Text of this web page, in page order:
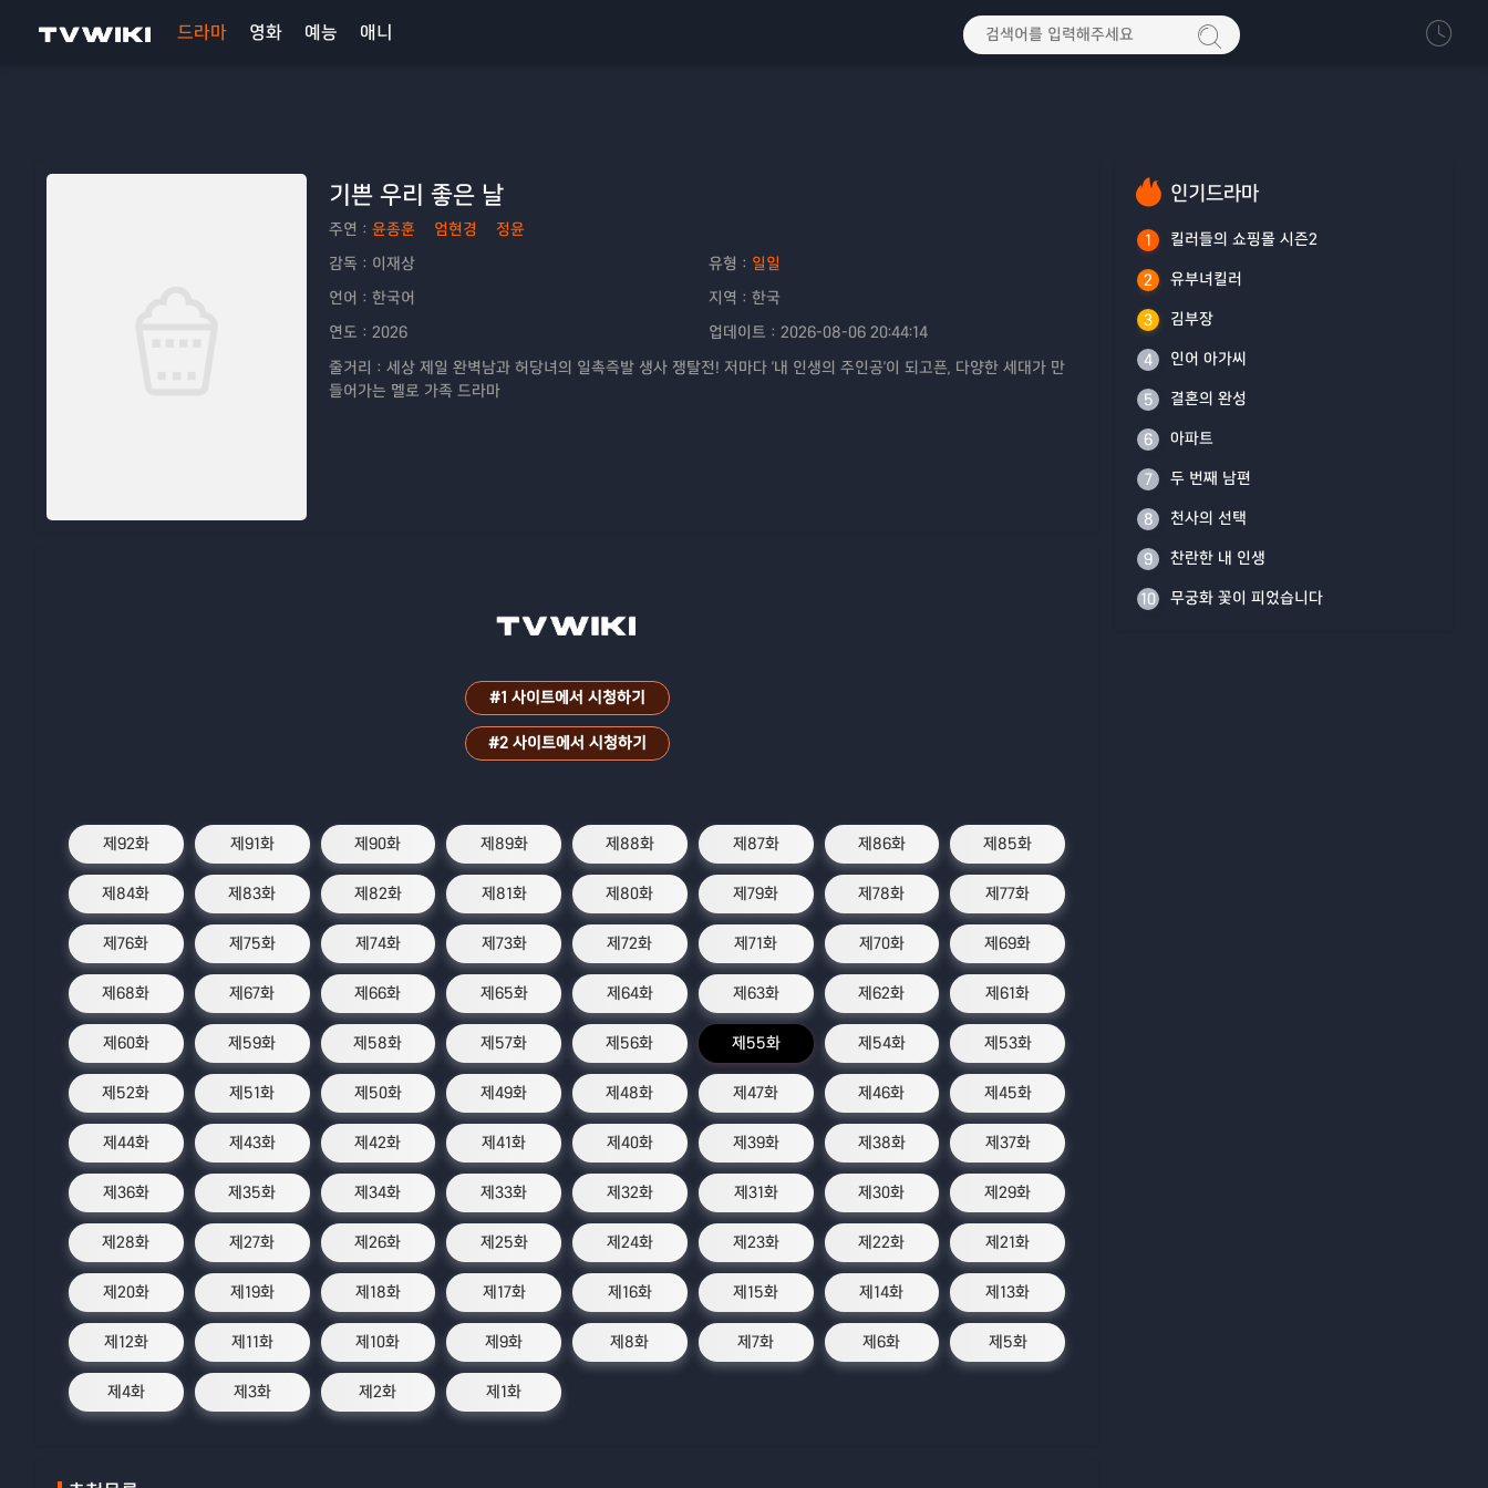
드라마 영화 예능 애니
기쁜 우리 좋은 날
주연： 윤종훈 엄현경
정윤
감독： 이재상 유형： 일일
언어： 한국어 지역： 한국
연도： 2026 업데이트： 2026-08-06 20:44:14
줄거리： 세상 제일 완벽남과 허당녀의 일촉즉발 생사 쟁탈전! 저마다 '내 인생의 주인공'이 되고픈, 다양한 세대가 만
들어가는 멜로 가족 드라마
#1 사이트에서 시청하기
#2 사이트에서 시청하기
제92화 제91화 제90화 제89화 제88화 제87화 제86화 제85화
제84화 제83화 제82화 제81화 제80화 제79화 제78화 제77화
제76화 제75화 제74화 제73화 제72화 제71화 제70화 제69화
제68화 제67화 제66화 제65화 제64화 제63화 제62화 제61화
제60화 제59화 제58화 제57화 제56화 제55화 제54화 제53화
제52화 제51화 제50화 제49화 제48화 제47화 제46화 제45화
제44화 제43화 제42화 제41화 제40화 제39화 제38화 제37화
제36화 제35화 제34화 제33화 제32화 제31화 제30화 제29화
제28화 제27화 제26화 제25화 제24화 제23화 제22화 제21화
제20화 제19화 제18화 제17화 제16화 제15화 제14화 제13화
제12화 제11화 제10화 제9화 제8화 제7화 제6화 제5화
제4화 제3화 제2화 제1화
인기드라마
1 킬러들의 쇼핑몰 시즌2
2 유부녀킬러
3 김부장
4 인어 아가씨
5 결혼의 완성
6 아파트
7 두 번째 남편
8 천사의 선택
9 찬란한 내 인생
10 무궁화 꽃이 피었습니다